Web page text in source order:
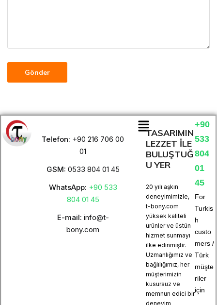
Telefon: +90 216 706 00
01
GSM: 0533 804 01 45
WhatsApp: +90 533
804 01 45
E-mail: info@t-
bony.com
TASARIMIN
LEZZET İLE
BULUŞTUĞ
U YER
20 yılı aşkın
deneyimimizle,
t-bony.com
yüksek kaliteli
ürünler ve üstün
hizmet sunmayı
ilke edinmiştir.
Uzmanlığımız ve
bağlılığımız, her
müşterimizin
kusursuz ve
memnun edici bir
deneyim
+90
533
804
01
45
For
Turkis
h
custo
mers /
Türk
müşte
riler
için